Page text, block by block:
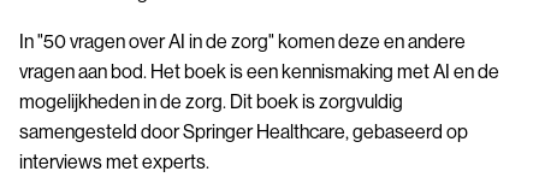
In "50 vragen over AI in de zorg" komen deze en andere
vragen aan bod. Het boek is een kennismaking met AI en de
mogelijkheden in de zorg. Dit boek is zorgvuldig
samengesteld door Springer Healthcare, gebaseerd op
interviews met experts.